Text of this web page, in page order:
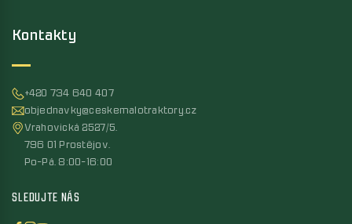
Kontakty
+420 734 640 407
objednavky@ceskemalotraktory.cz
Vrahovická 2527/5,
796 01 Prostějov,
Po-Pá, 8:00-16:00
SLEDUJTE NÁS